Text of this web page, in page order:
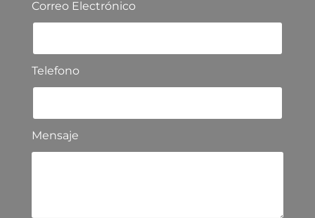
Correo Electrónico
Telefono
Mensaje